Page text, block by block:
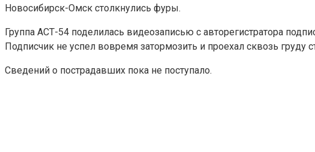
Новосибирск-Омск столкнулись фуры.
Группа АСТ-54 поделилась видеозаписью с авторегистратора
Подписчик не успел вовремя затормозить и проехал сквозь груду
Сведений о пострадавших пока не поступало.